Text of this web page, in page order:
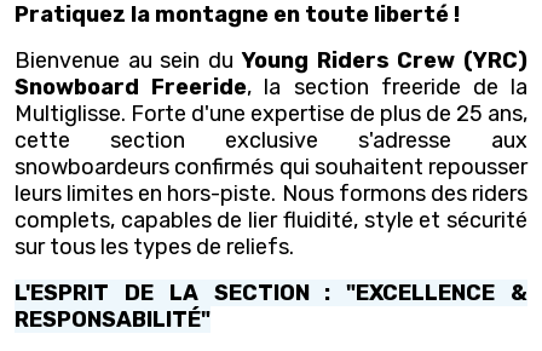
Pratiquez la montagne en toute liberté !
Bienvenue au sein duYoung Riders Crew (YRC)
Snowboard Freeride, la section freeride de la
Multiglisse. Forte d'une expertise de plus de 25 ans,
cette section exclusive s'adresse aux
snowboardeurs confirmés qui souhaitent repousser
leurs limites en hors-piste. Nous formons des riders
complets, capables de lier fluidité, style et sécurité
sur tous les types de reliefs.
L'ESPRIT DE LA SECTION : "EXCELLENCE &
RESPONSABILITÉ"